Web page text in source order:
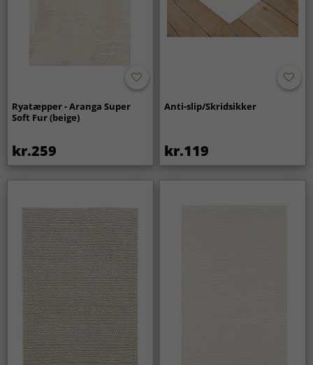
Ryatæpper - Aranga Super
Soft Fur (beige)
kr.259
Anti-slip/Skridsikker
kr.119